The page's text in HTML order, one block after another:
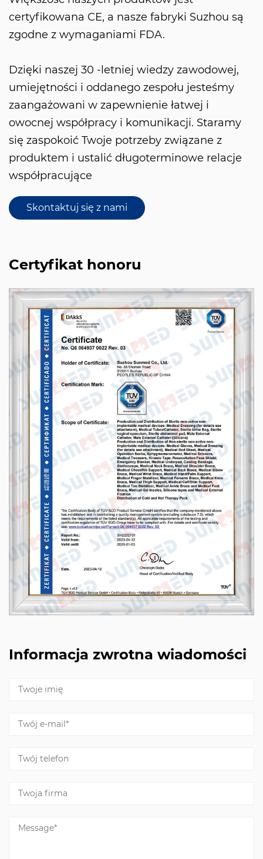
certyfikowana CE, a nasze fabryki Suzhou są
zgodne z wymaganiami FDA.
Dzięki naszej 30 -letniej wiedzy zawodowej,
umiejętności i oddanego zespołu jesteśmy
zaangażowani w zapewnienie łatwej i
owocnej współpracy i komunikacji. Staramy
się zaspokoić Twoje potrzeby związane z
produktem i ustalić długoterminowe relacje
współpracujące
Skontaktuj się z nami
Certyfikat honoru
Informacja zwrotna wiadomości